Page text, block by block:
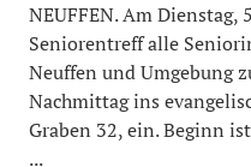
NEUFFEN. Am Dienstag,
Seniorentreff alle
Neuffen und Umgebung
Nachmittag ins
Graben 32, ein. Beginn
...